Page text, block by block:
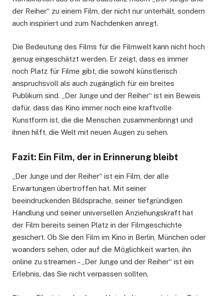
der Reiher“ zu einem Film, der nicht nur unterhält, sondern
auch inspiriert und zum Nachdenken anregt.
Die Bedeutung des Films für die Filmwelt kann nicht hoch
genug eingeschätzt werden. Er zeigt, dass es immer
noch Platz für Filme gibt, die sowohl künstlerisch
anspruchsvoll als auch zugänglich für ein breites
Publikum sind. „Der Junge und der Reiher“ ist ein Beweis
dafür, dass das Kino immer noch eine kraftvolle
Kunstform ist, die die Menschen zusammenbringt und
ihnen hilft, die Welt mit neuen Augen zu sehen.
Fazit: Ein Film, der in Erinnerung bleibt
„Der Junge und der Reiher“ ist ein Film, der alle
Erwartungen übertroffen hat. Mit seiner
beeindruckenden Bildsprache, seiner tiefgründigen
Handlung und seiner universellen Anziehungskraft hat
der Film bereits seinen Platz in der Filmgeschichte
gesichert. Ob Sie den Film im Kino in Berlin, München oder
woanders sehen, oder auf die Möglichkeit warten, ihn
online zu streamen – „Der Junge und der Reiher“ ist ein
Erlebnis, das Sie nicht verpassen sollten.